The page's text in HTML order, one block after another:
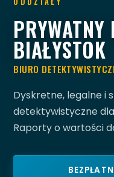
PRYWATNY
BIAŁYSTOK
BIURO
Dyskretne, legalne i
detektywistyczne
Raporty o wartości